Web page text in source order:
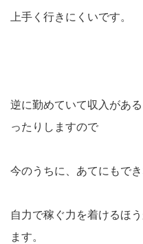
上手く行きにくいです。
逆に勤めていて収入があ
ったりしますので
今のうちに、あてにもで
自力で稼ぐ力を着けるほ
ます。